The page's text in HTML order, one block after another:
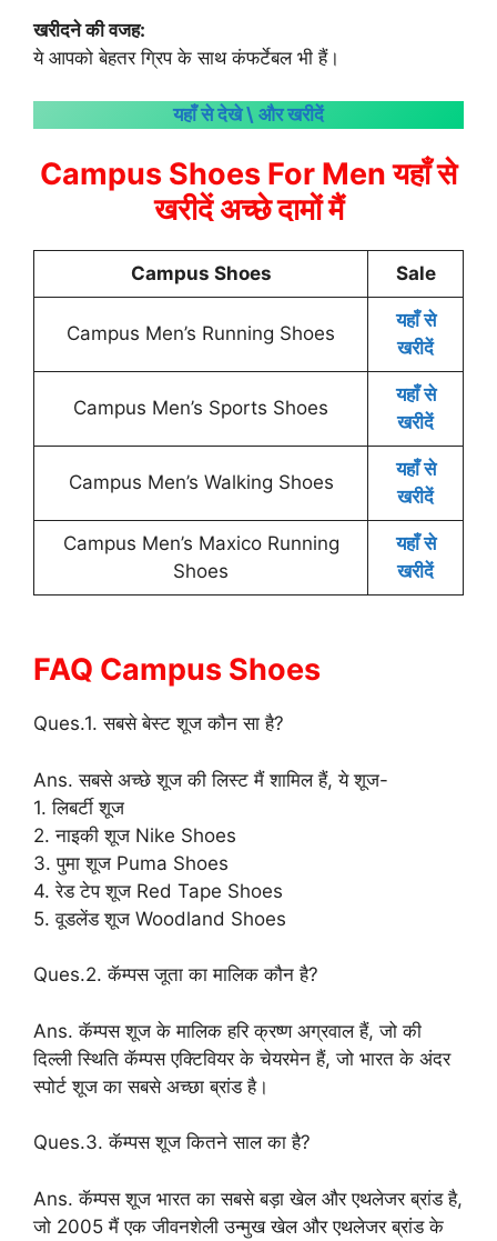
खरीदने की वजह:
ये आपको बेहतर ग्रिप के साथ कंफर्टेबल भी हैं।
यहाँ से देखे \ और खरीदें
Campus Shoes For Men यहाँ से
खरीदें अच्छे दामों मैं
Campus Shoes Sale
Campus Men’s Running Shoes
यहाँ से
खरीदें
Campus Men’s Sports Shoes
यहाँ से
खरीदें
Campus Men’s Walking Shoes
यहाँ से
खरीदें
Campus Men’s Maxico Running
Shoes
यहाँ से
खरीदें
FAQ Campus Shoes
Ques.1. सबसे बेस्ट शूज कौन सा है?
Ans. सबसे अच्छे शूज की लिस्ट मैं शामिल हैं, ये शूज-
1. लिबर्टी शूज
2. नाइकी शूज Nike Shoes
3. पुमा शूज Puma Shoes
4. रेड टेप शूज Red Tape Shoes
5. वूडलेंड शूज Woodland Shoes
Ques.2. कॅम्पस जूता का मालिक कौन है?
Ans. कॅम्पस शूज के मालिक हरि क्रष्ण अग्रवाल हैं, जो की
दिल्ली स्थिति कॅम्पस एक्टिवियर के चेयरमेन हैं, जो भारत के अंदर
स्पोर्ट शूज का सबसे अच्छा ब्रांड है।
Ques.3. कॅम्पस शूज कितने साल का है?
Ans. कॅम्पस शूज भारत का सबसे बड़ा खेल और एथलेजर ब्रांड है,
जो 2005 मैं एक जीवनशेली उन्मुख खेल और एथलेजर ब्रांड के